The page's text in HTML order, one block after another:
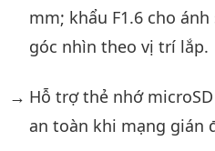
mm; khẩu F1.6 cho
góc nhìn theo vị trí lắp.
Hỗ trợ thẻ nhớ
an toàn khi mạng gián